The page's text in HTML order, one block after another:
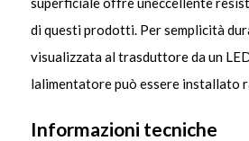
di questi prodotti. Per semplicità
visualizzata al trasduttore da un
lalimentatore può essere installato
Informazioni tecniche